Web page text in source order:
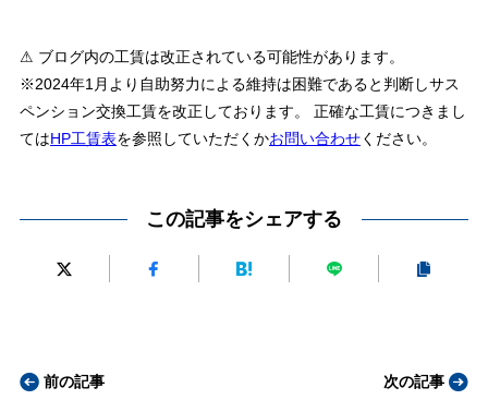
⚠ ブログ内の工賃は改正されている可能性があります。
※2024年1月より自助努力による維持は困難であると判断しサス
ペンション交換工賃を改正しております。 正確な工賃につきまし
てはHP工賃表を参照していただくかお問い合わせください。
この記事をシェアする
前の記事 次の記事